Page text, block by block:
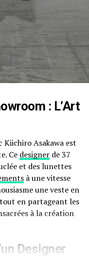
: L’Art
Kiichiro Asakawa ⁤est
Ce designerde 37
et des lunettes
à⁤ une vitesse
une veste en
en partageant les
à la création
Designer